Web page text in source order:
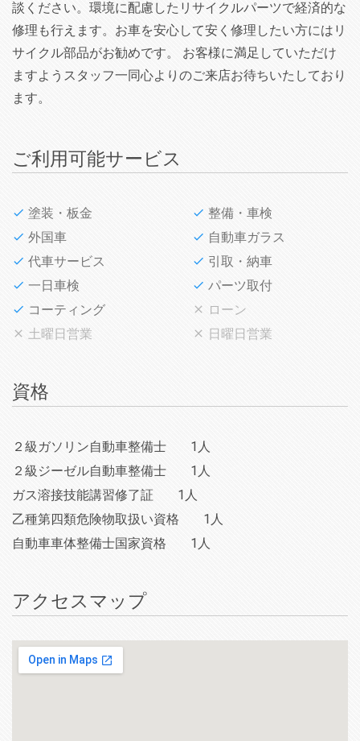
談ください。環境に配慮したリサイクルパーツで経済的な
修理も行えます。お車を安心して安く修理したい方にはリ
サイクル部品がお勧めです。 お客様に満足していただけ
ますようスタッフ一同心よりのご来店お待ちいたしており
ます。
ご利用可能サービス
塗装・板金
整備・車検
外国車
自動車ガラス
代車サービス
引取・納車
一日車検
パーツ取付
コーティング
ローン
土曜日営業
日曜日営業
資格
２級ガソリン自動車整備士
1人
２級ジーゼル自動車整備士
1人
ガス溶接技能講習修了証
1人
乙種第四類危険物取扱い資格
1人
自動車車体整備士国家資格
1人
アクセスマップ